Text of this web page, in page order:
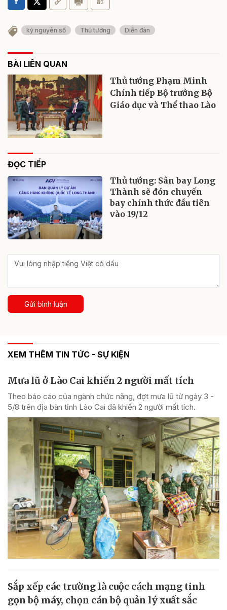
kỷ nguyên số Thủ tướng Diễn đàn
BÀI LIÊN QUAN
Thủ tướng Phạm Minh
Chính tiếp Bộ trưởng Bộ
Giáo dục và Thể thao Lào
ĐỌC TIẾP
Thủ tướng: Sân bay Long
Thành sẽ đón chuyến
bay chính thức đầu tiên
vào 19/12
Gửi bình luận
XEM THÊM TIN TỨC - SỰ KIỆN
Mưa lũ ở Lào Cai khiến 2 người mất tích
Theo báo cáo của ngành chức năng, đợt mưa lũ từ ngày 3 -
5/8 trên địa bàn tỉnh Lào Cai đã khiến 2 người mất tích.
Sắp xếp các trường là cuộc cách mạng tinh
gọn bộ máy, chọn cán bộ quản lý xuất sắc